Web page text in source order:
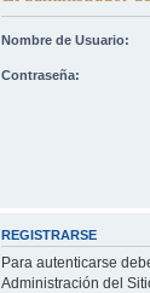
Nombre de Usuario:
Contraseña:
REGISTRARSE
Para autenticarse
Administración del